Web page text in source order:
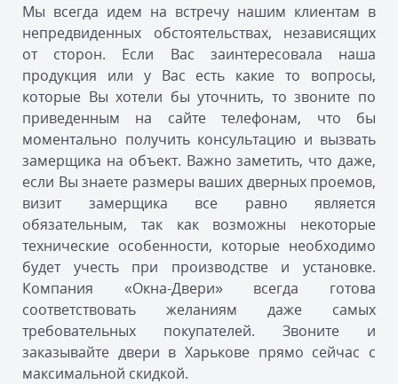
Мы всегда идем на встречу нашим клиентам в
непредвиденных обстоятельствах, независящих
от сторон. Если Вас заинтересовала наша
продукция или у Вас есть какие то вопросы,
которые Вы хотели бы уточнить, то звоните по
приведенным на сайте телефонам, что бы
моментально получить консультацию и вызвать
замерщика на объект. Важно заметить, что даже,
если Вы знаете размеры ваших дверных проемов,
визит замерщика все равно является
обязательным, так как возможны некоторые
технические особенности, которые необходимо
будет учесть при производстве и установке.
Компания «Окна-Двери» всегда готова
соответствовать желаниям даже самых
требовательных покупателей. Звоните и
заказывайте двери в Харькове прямо сейчас с
максимальной скидкой.